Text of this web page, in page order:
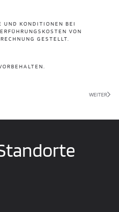
KONDITIONEN BEI V
VON 1
GESTELLT.
WEITER